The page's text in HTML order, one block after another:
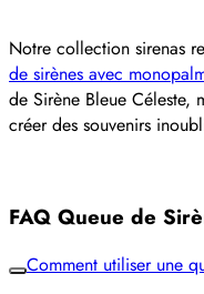
Notre collection sirenas
de sirènes avec
de Sirène Bleue Céleste,
créer des souvenirs
FAQ Queue de
Comment utiliser une